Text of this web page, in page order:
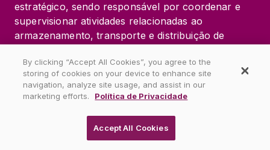
estratégico, sendo responsável por coordenar e
supervisionar atividades relacionadas ao
armazenamento, transporte e distribuição de
de maneira eficiente, dentro dos prazos estipulados
e com o menor custo possível.
controle de estoques e a negociação com
By clicking “Accept All Cookies”, you agree to the
storing of cookies on your device to enhance site
navigation, analyze site usage, and assist in our
marketing efforts.
Política de Privacidade
Accept All Cookies